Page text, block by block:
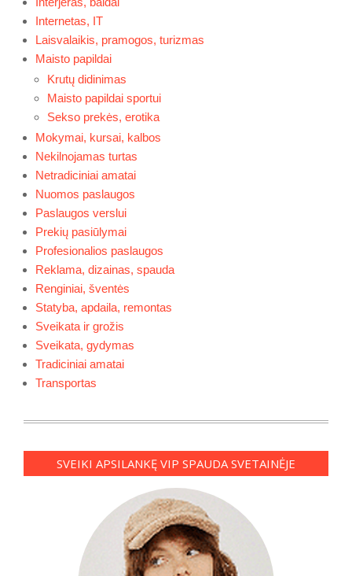
Internetas, IT
Laisvalaikis, pramogos, turizmas
Maisto papildai
Krutų didinimas
Maisto papildai sportui
Sekso prekės, erotika
Mokymai, kursai, kalbos
Nekilnojamas turtas
Netradiciniai amatai
Nuomos paslaugos
Paslaugos verslui
Prekių pasiūlymai
Profesionalios paslaugos
Reklama, dizainas, spauda
Renginiai, šventės
Statyba, apdaila, remontas
Sveikata ir grožis
Sveikata, gydymas
Tradiciniai amatai
Transportas
SVEIKI APSILANKĘ VIP SPAUDA SVETAINĖJE